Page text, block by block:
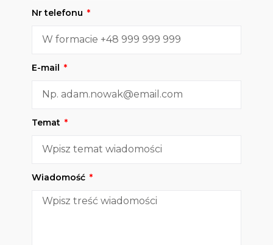
Nr telefonu
E-mail
Temat
Wiadomość